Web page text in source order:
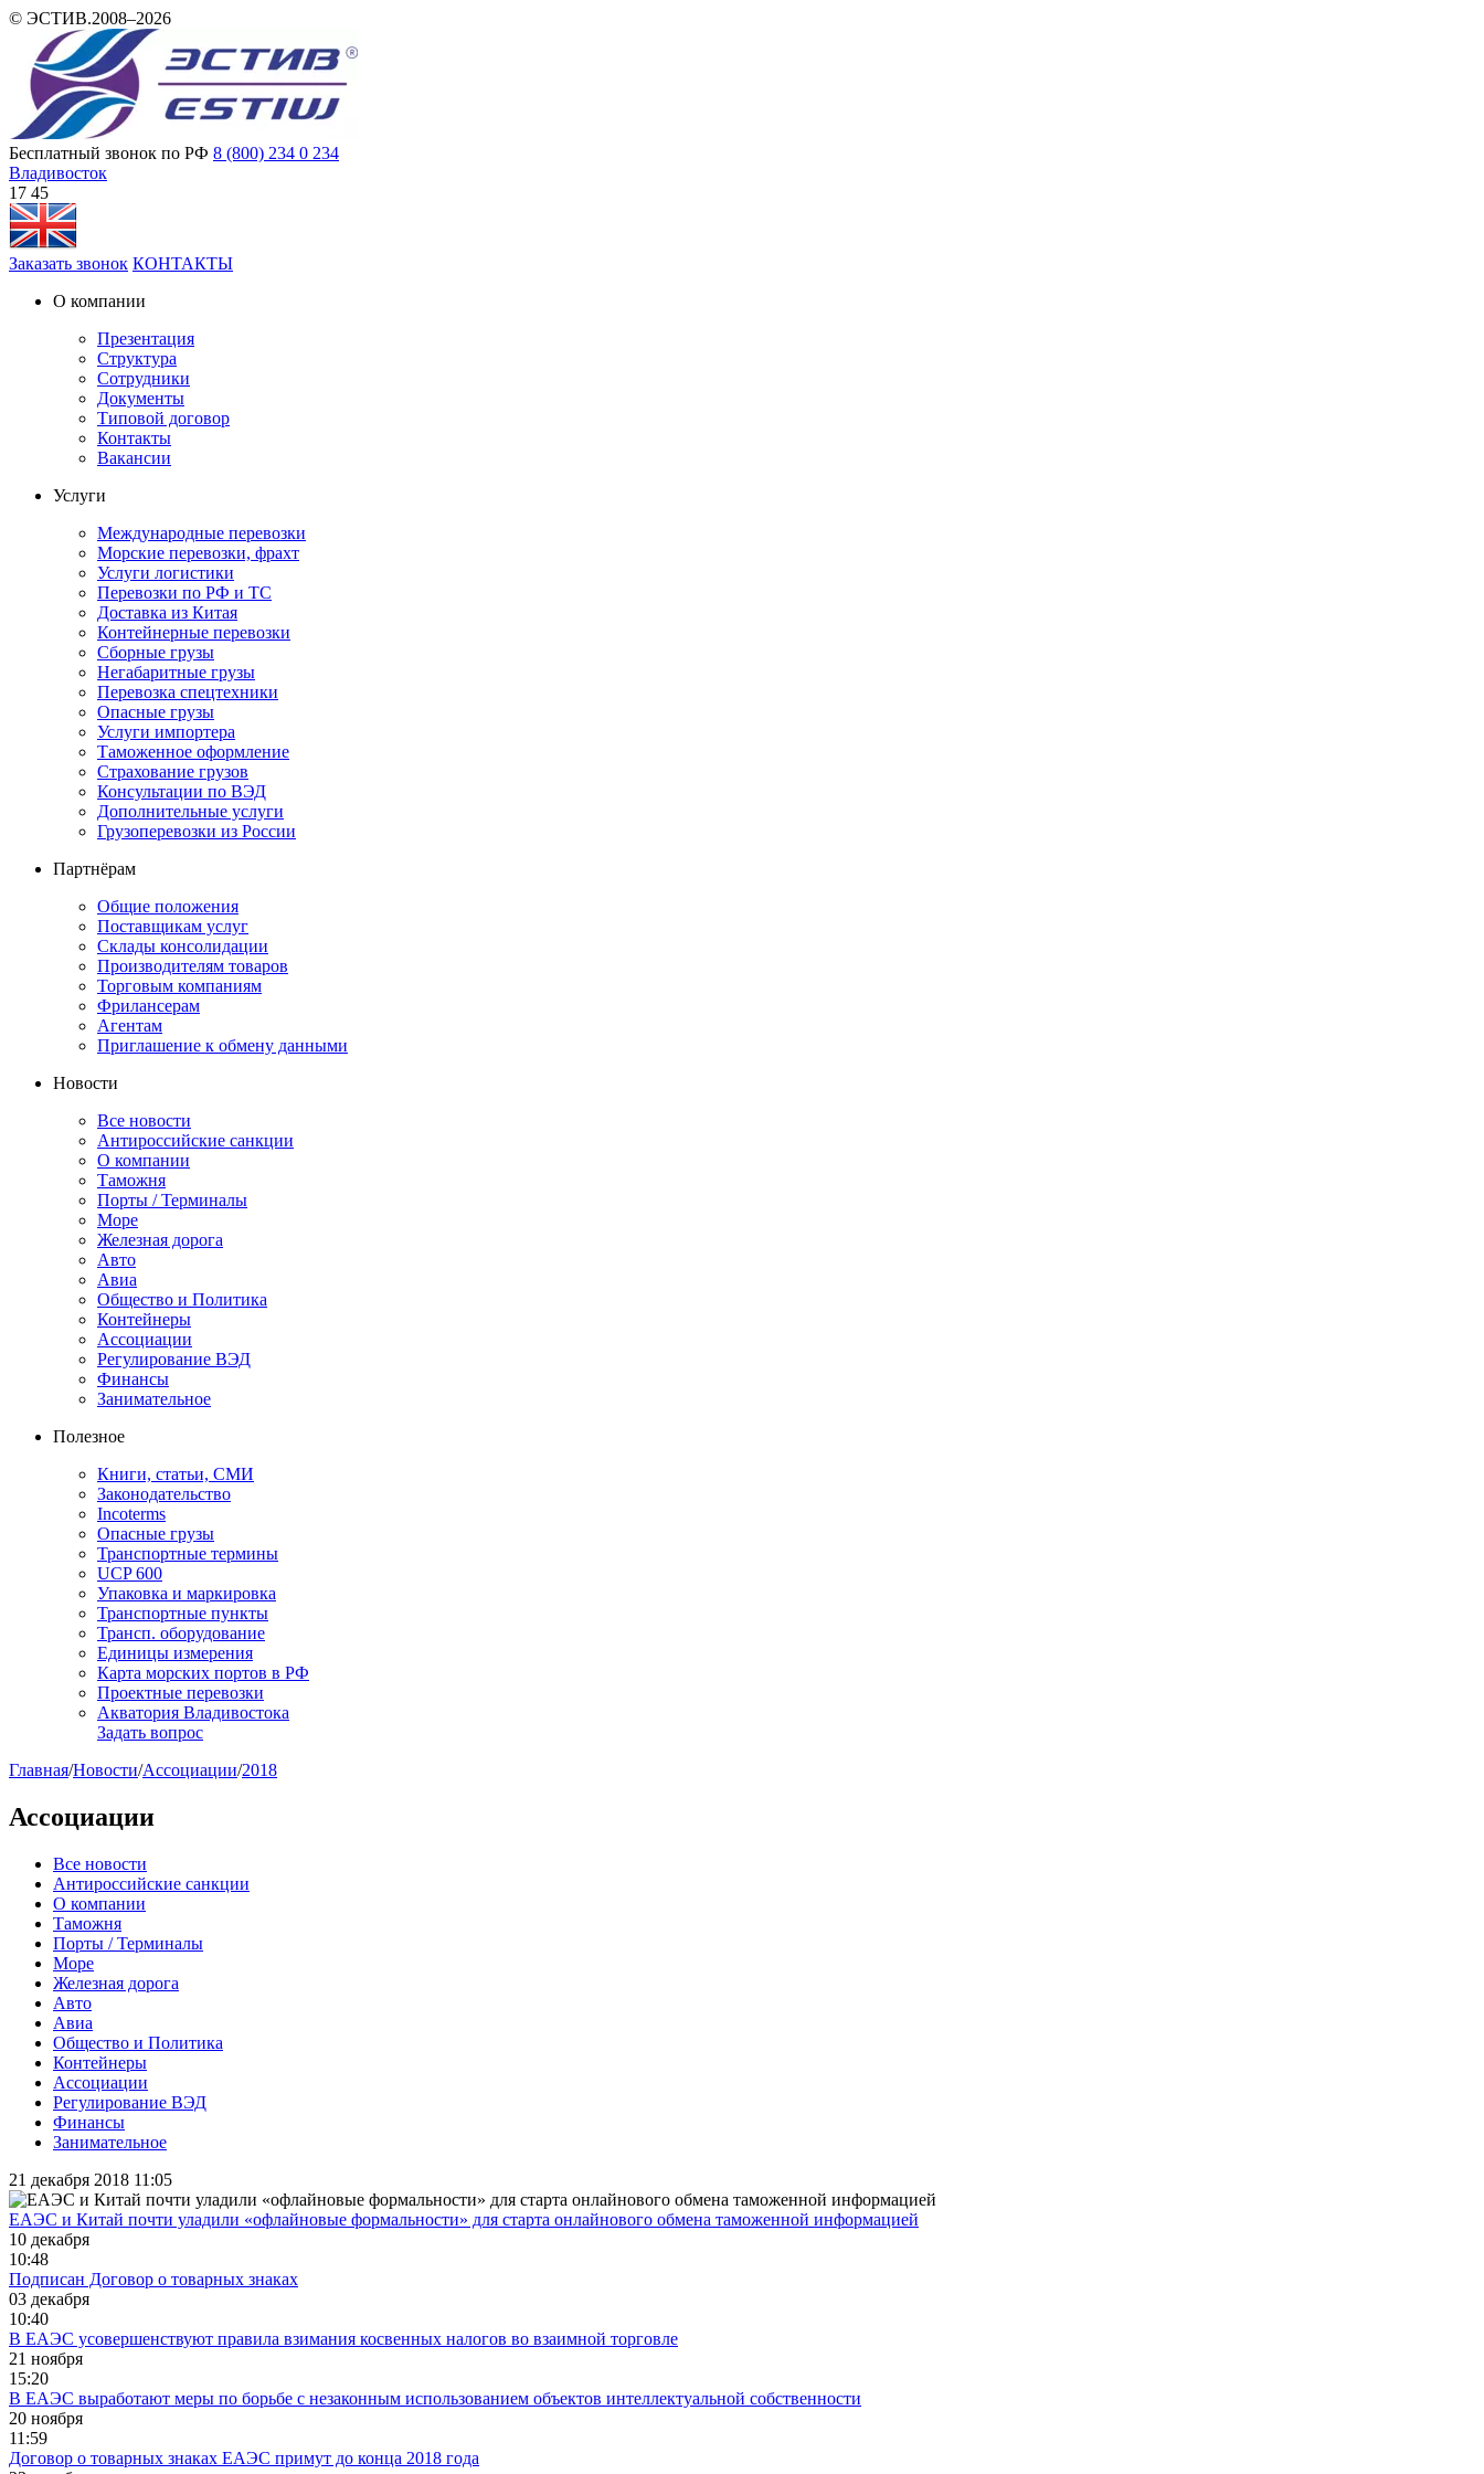
© ЭСТИВ.2008–2026
Бесплатный звонок по РФ 8 (800) 234 0 234
Владивосток
17:45
Заказать звонок КОНТАКТЫ
О компании
Презентация
Структура
Сотрудники
Документы
Типовой договор
Контакты
Вакансии
Услуги
Международные перевозки
Морские перевозки, фрахт
Услуги логистики
Перевозки по РФ и ТС
Доставка из Китая
Контейнерные перевозки
Сборные грузы
Негабаритные грузы
Перевозка спецтехники
Опасные грузы
Услуги импортера
Таможенное оформление
Страхование грузов
Консультации по ВЭД
Дополнительные услуги
Грузоперевозки из России
Партнёрам
Общие положения
Поставщикам услуг
Склады консолидации
Производителям товаров
Торговым компаниям
Фрилансерам
Агентам
Приглашение к обмену данными
Новости
Все новости
Антироссийские санкции
О компании
Таможня
Порты / Терминалы
Море
Железная дорога
Авто
Авиа
Общество и Политика
Контейнеры
Ассоциации
Регулирование ВЭД
Финансы
Занимательное
Полезное
Книги, статьи, СМИ
Законодательство
Incoterms
Опасные грузы
Транспортные термины
UCP 600
Упаковка и маркировка
Транспортные пункты
Трансп. оборудование
Единицы измерения
Карта морских портов в РФ
Проектные перевозки
Акватория Владивостока
Задать вопрос
Главная/Новости/Ассоциации/2018
Ассоциации
Все новости
Антироссийские санкции
О компании
Таможня
Порты / Терминалы
Море
Железная дорога
Авто
Авиа
Общество и Политика
Контейнеры
Ассоциации
Регулирование ВЭД
Финансы
Занимательное
21 декабря 2018 11:05
ЕАЭС и Китай почти уладили «офлайновые формальности» для старта онлайнового обмена таможенной информацией
10 декабря
10:48
Подписан Договор о товарных знаках
03 декабря
10:40
В ЕАЭС усовершенствуют правила взимания косвенных налогов во взаимной торговле
21 ноября
15:20
В ЕАЭС выработают меры по борьбе с незаконным использованием объектов интеллектуальной собственности
20 ноября
11:59
Договор о товарных знаках ЕАЭС примут до конца 2018 года